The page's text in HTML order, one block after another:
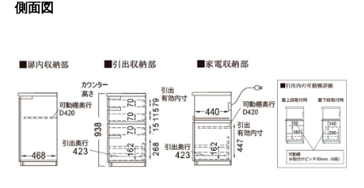
側面図